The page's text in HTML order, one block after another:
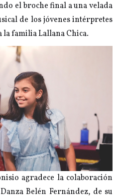
el broche final a una velada
de los jóvenes intérpretes
familia Lallana Chica.
agradece la colaboración
Belén Fernández, de su